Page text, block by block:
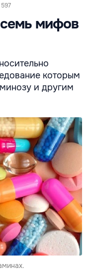
мифов
которым
и другим